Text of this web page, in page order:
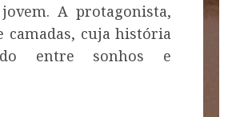
A protagonista,
camadas, cuja história
entre sonhos e